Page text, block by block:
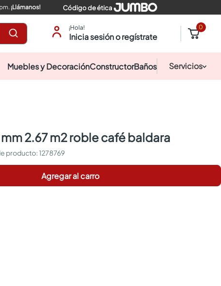
¡Llámanos! Código de ética
¡Hola!
Inicia sesión o regístrate
0
Muebles y DecoraciónConstructorBaños Servicios
mm 2.67 m2 roble café baldara
:1278769
Agregar al carro